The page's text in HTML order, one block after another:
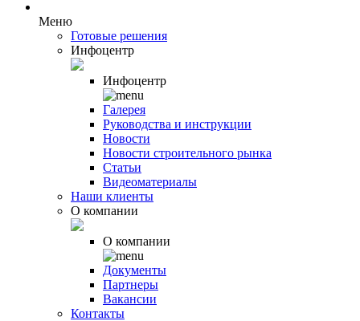
Меню
Готовые решения
Инфоцентр
Инфоцентр
Галерея
Руководства и инструкции
Новости
Новости строительного рынка
Статьи
Видеоматериалы
Наши клиенты
О компании
О компании
Документы
Партнеры
Вакансии
Контакты